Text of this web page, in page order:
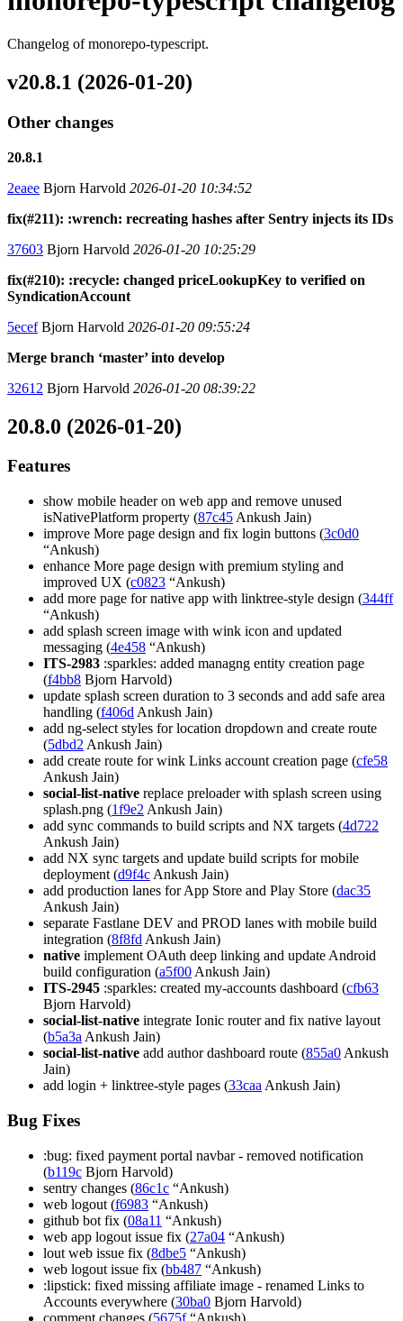
Changelog of monorepo-typescript.
v20.8.1 (2026-01-20)
Other changes
20.8.1
2eaee Bjorn Harvold 2026-01-20 10:34:52
fix(#211): :wrench: recreating hashes after Sentry injects its IDs
37603 Bjorn Harvold 2026-01-20 10:25:29
fix(#210): :recycle: changed priceLookupKey to verified on
SyndicationAccount
5ecefBjorn Harvold 2026-01-20 09:55:24
Merge branch ‘master’ into develop
32612 Bjorn Harvold 2026-01-20 08:39:22
20.8.0 (2026-01-20)
Features
show mobile header on web app and remove unused
isNativePlatform property (87c45 Ankush Jain)
improve More page design and fix login buttons (3c0d0
“Ankush)
enhance More page design with premium styling and
improved UX (c0823 “Ankush)
add more page for native app with linktree-style design (344ff
“Ankush)
add splash screen image with wink icon and updated
messaging (4e458 “Ankush)
ITS-2983 :sparkles: added managng entity creation page
(f4bb8 Bjorn Harvold)
update splash screen duration to 3 seconds and add safe area
handling (f406d Ankush Jain)
add ng-select styles for location dropdown and create route
(5dbd2 Ankush Jain)
add create route for wink Links account creation page (cfe58
Ankush Jain)
social-list-native replace preloader with splash screen using
splash.png (1f9e2 Ankush Jain)
add sync commands to build scripts and NX targets (4d722
Ankush Jain)
add NX sync targets and update build scripts for mobile
deployment (d9f4c Ankush Jain)
add production lanes for App Store and Play Store (dac35
Ankush Jain)
separate Fastlane DEV and PROD lanes with mobile build
integration (8f8fd Ankush Jain)
native implement OAuth deep linking and update Android
build configuration (a5f00 Ankush Jain)
ITS-2945 :sparkles: created my-accounts dashboard (cfb63
Bjorn Harvold)
social-list-native integrate Ionic router and fix native layout
(b5a3a Ankush Jain)
social-list-native add author dashboard route (855a0 Ankush
Jain)
add login + linktree-style pages (33caa Ankush Jain)
Bug Fixes
:bug: fixed payment portal navbar - removed notification
(b119c Bjorn Harvold)
sentry changes (86c1c “Ankush)
web logout (f6983 “Ankush)
github bot fix (08a11 “Ankush)
web app logout issue fix (27a04 “Ankush)
lout web issue fix (8dbe5 “Ankush)
web logout issue fix (bb487 “Ankush)
:lipstick: fixed missing affiliate image - renamed Links to
Accounts everywhere (30ba0 Bjorn Harvold)
comment changes (5675f“Ankush)